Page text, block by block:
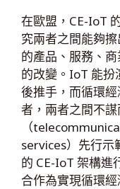
在歐盟，CE-IoT
究兩者之間能夠
的產品、服務、
的改變。IoT 能扮
後推手，而循環
者，兩者之間不
（
services）先行示
的 CE-IoT 架構進
合作為實現循環